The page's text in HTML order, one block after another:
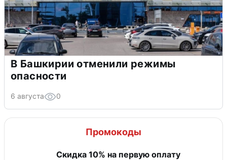
В Башкирии отменили режимы
опасности
6 августа 0
Промокоды
Скидка 10% на первую оплату